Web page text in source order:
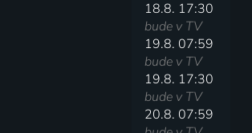
18.8. 17:30
bude v TV
19.8. 07:59
bude v TV
19.8. 17:30
bude v TV
20.8. 07:59